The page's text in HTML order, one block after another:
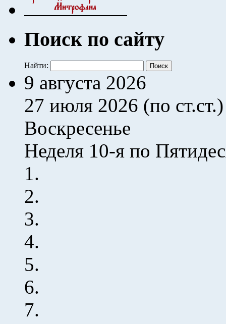
Поиск по сайту
Найти:
9 августа 2026
27 июля 2026 (по ст.ст.)
Воскресенье
Неделя 10-я по